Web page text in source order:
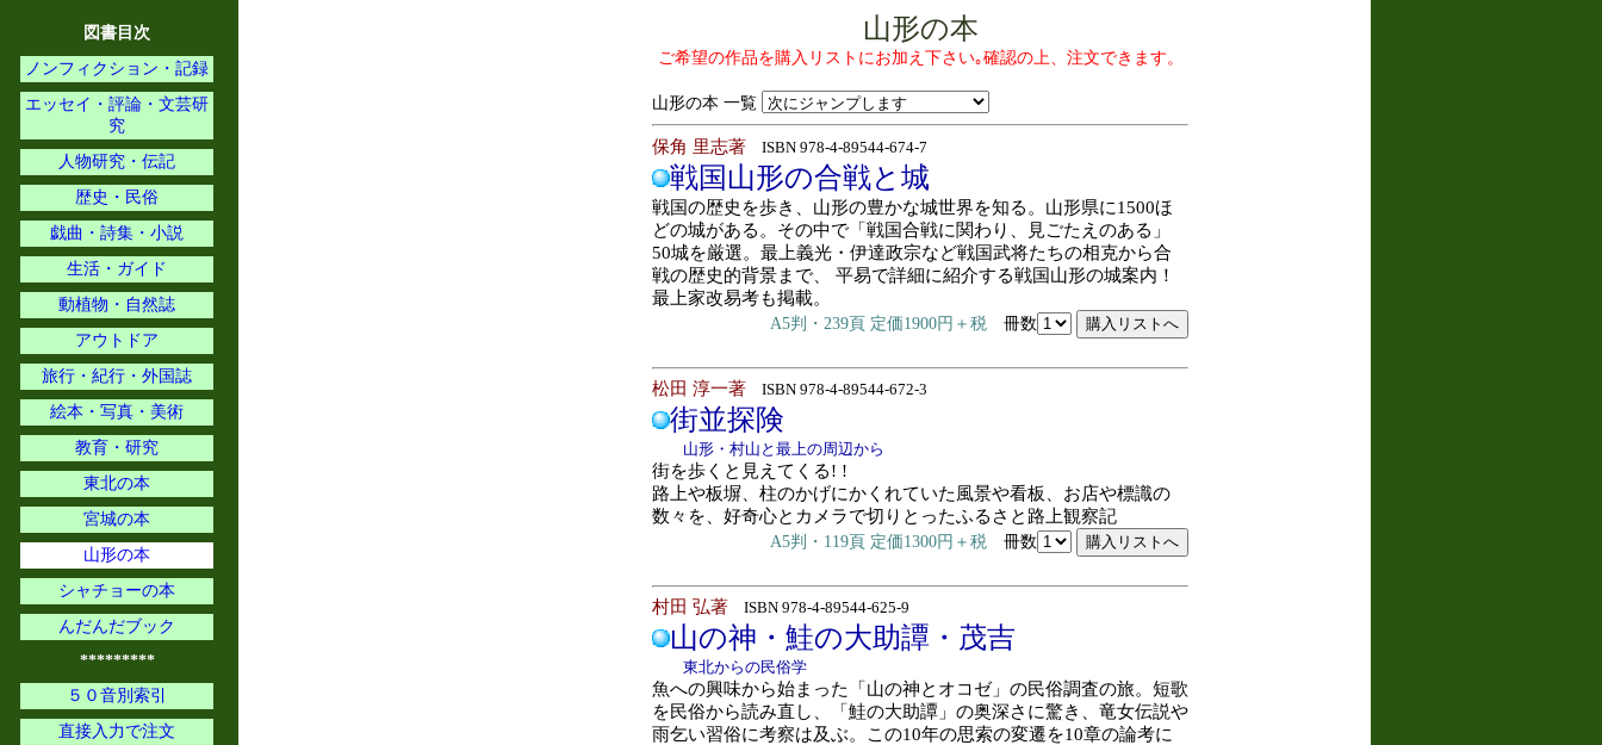
図書目次
ノンフィクション・記録
エッセイ・評論・文芸研
究
人物研究・伝記
歴史・民俗
戯曲・詩集・小説
生活・ガイド
動植物・自然誌
アウトドア
旅行・紀行・外国誌
絵本・写真・美術
教育・研究
東北の本
宮城の本
山形の本
シャチョーの本
んだんだブック
*********
５０音別索引
直接入力で注文
山形の本
ご希望の作品を購入リストにお加え下さい｡確認の上、注文できます。
山形の本 一覧
保角 里志著 ISBN 978-4-89544-674-7
戦国山形の合戦と城
戦国の歴史を歩き、山形の豊かな城世界を知る。山形県に1500ほ
どの城がある。その中で「戦国合戦に関わり、見ごたえのある」
50城を厳選。最上義光・伊達政宗など戦国武将たちの相克から合
戦の歴史的背景まで、 平易で詳細に紹介する戦国山形の城案内！
最上家改易考も掲載。
A5判・239頁 定価1900円＋税 冊数
松田 淳一著 ISBN 978-4-89544-672-3
街並探険
山形・村山と最上の周辺から
街を歩くと見えてくる! !
路上や板塀、柱のかげにかくれていた風景や看板、お店や標識の
数々を、好奇心とカメラで切りとったふるさと路上観察記
A5判・119頁 定価1300円＋税 冊数
村田 弘著 ISBN 978-4-89544-625-9
山の神・鮭の大助譚・茂吉
東北からの民俗学
魚への興味から始まった「山の神とオコゼ」の民俗調査の旅。短歌
を民俗から読み直し、「鮭の大助譚」の奥深さに驚き、竜女伝説や
雨乞い習俗に考察は及ぶ。この10年の思索の変遷を10章の論考に